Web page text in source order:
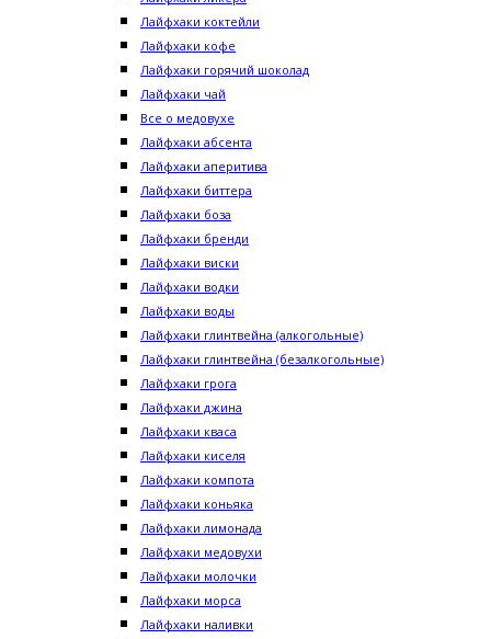
Лайфхаки коктейли
Лайфхаки кофе
Лайфхаки горячий шоколад
Лайфхаки чай
Все о медовухе
Лайфхаки абсента
Лайфхаки аперитива
Лайфхаки биттера
Лайфхаки боза
Лайфхаки бренди
Лайфхаки виски
Лайфхаки водки
Лайфхаки воды
Лайфхаки глинтвейна (алкогольные)
Лайфхаки глинтвейна (безалкогольные)
Лайфхаки грога
Лайфхаки джина
Лайфхаки кваса
Лайфхаки киселя
Лайфхаки компота
Лайфхаки коньяка
Лайфхаки лимонада
Лайфхаки медовухи
Лайфхаки молочки
Лайфхаки морса
Лайфхаки наливки